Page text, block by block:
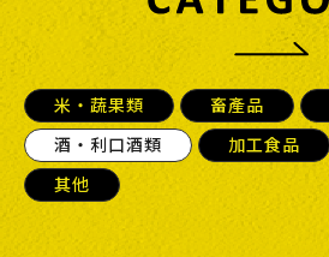
米・蔬果類 畜產品
酒・利口酒類
加工食品
其他